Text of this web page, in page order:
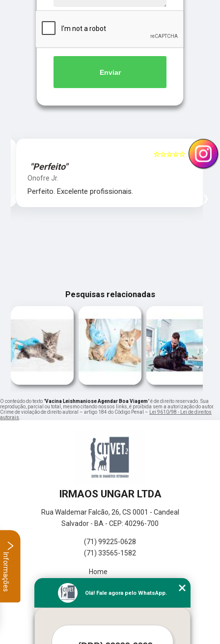
Enviar
5
☆☆☆☆☆
"Perfeito"
Onofre Jr.
Perfeito. Excelente profissionais.
‹
Pesquisas relacionadas
‹ ›
O conteúdo do texto "Vacina Leishmaniose Agendar Boa Viagem" é de direito reservado. Sua
reprodução, parcial ou total, mesmo citando nossos links, é proibida sem a autorização do autor.
Crime de violação de direito autoral – artigo 184 do Código Penal – Lei 9610/98 - Lei de direitos
autorais.
IRMAOS UNGAR LTDA
Rua Waldemar Falcão, 26, CS 0001 - Candeal
Salvador - BA - CEP: 40296-700
(71) 99225-0628
(71) 33565-1582
Home
Missão
Serviços
Olá! Fale agora pelo WhatsApp.
Informações